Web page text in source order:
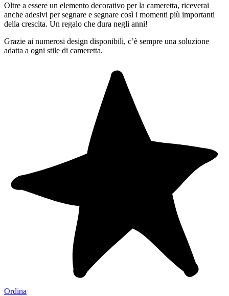
Oltre a essere un elemento decorativo per la cameretta, riceverai
anche adesivi per segnare e segnare così i momenti più importanti
della crescita. Un regalo che dura negli anni!
Grazie ai numerosi design disponibili, c’è sempre una soluzione
adatta a ogni stile di cameretta.
Ordina